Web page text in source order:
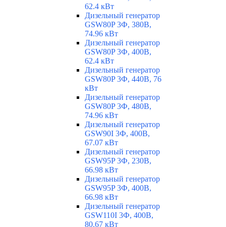
62.4 кВт
Дизельный генератор
GSW80P 3Ф, 380В,
74.96 кВт
Дизельный генератор
GSW80P 3Ф, 400В,
62.4 кВт
Дизельный генератор
GSW80P 3Ф, 440В, 76
кВт
Дизельный генератор
GSW80P 3Ф, 480В,
74.96 кВт
Дизельный генератор
GSW90I 3Ф, 400В,
67.07 кВт
Дизельный генератор
GSW95P 3Ф, 230В,
66.98 кВт
Дизельный генератор
GSW95P 3Ф, 400В,
66.98 кВт
Дизельный генератор
GSW110I 3Ф, 400В,
80.67 кВт